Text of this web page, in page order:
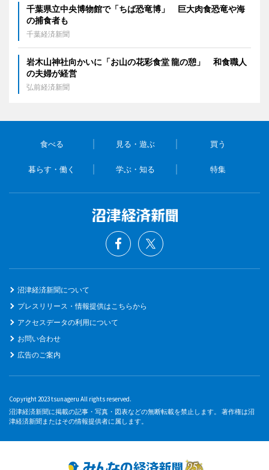
千葉県立中央博物館で「ちば恐竜博」 巨大肉食恐竜や海
の捕食者も
千葉経済新聞
岩木山神社向かいに「お山の花彩食堂 龍の憩」 和食職人
の夫婦が経営
弘前経済新聞
食べる 見る・遊ぶ 買う
暮らす・働く 学ぶ・知る 特集
沼津経済新聞について
プレスリリース・情報提供はこちらから
アクセスデータの利用について
お問い合わせ
広告のご案内
Copyright 2023 tsunageru All rights reserved.
沼津経済新聞に掲載の記事・写真・図表などの無断転載を禁止します。 著作権は沼
津経済新聞またはその情報提供者に属します。